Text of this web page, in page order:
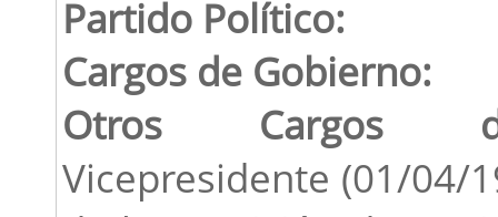
Partido Político:
Cargos de Gobierno:
Otros Cargos de
Vicepresidente (01/04/